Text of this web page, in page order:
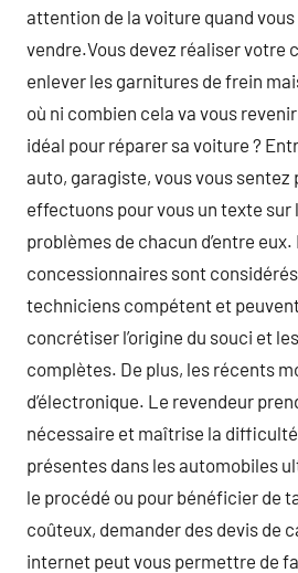
attention de la voiture quand
vendre.Vous devez réaliser votre
enlever les garnitures de frein
où ni combien cela va vous
idéal pour réparer sa voiture ?
auto, garagiste, vous vous sentez
effectuons pour vous un texte sur
problèmes de chacun d’entre eux.
concessionnaires sont
techniciens compétent et
concrétiser l’origine du souci et
complètes. De plus, les récents
d’électronique. Le revendeur
nécessaire et maîtrise la
présentes dans les automobiles
le procédé ou pour bénéficier de
coûteux, demander des devis de
internet peut vous permettre de